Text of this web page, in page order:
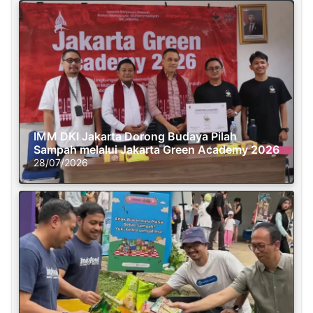
IMM DKI Jakarta Dorong Budaya Pilah
Sampah melalui Jakarta Green Academy 2026
28/07/2026